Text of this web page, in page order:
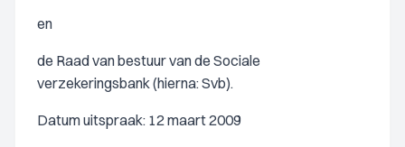
en
de Raad van bestuur van de Sociale
verzekeringsbank (hierna: Svb).
Datum uitspraak: 12 maart 2009